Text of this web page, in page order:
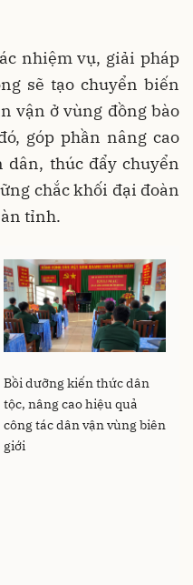
nhiệm vụ, giải pháp
sẽ tạo chuyển biến
vận ở vùng đồng bào
góp phần nâng cao
dân, thúc đẩy chuyển
chắc khối đại đoàn
tỉnh.
Bồi dưỡng kiến thức dân
tộc, nâng cao hiệu quả
công tác dân vận vùng biên
giới